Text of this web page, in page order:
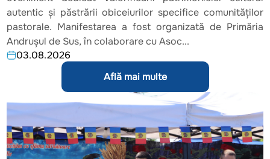
autentic și păstrării obiceiurilor specifice comunităților
pastorale. Manifestarea a fost organizată de Primăria
Andrușul de Sus, în colaborare cu Asoc...
03.08.2026
Află mai multe